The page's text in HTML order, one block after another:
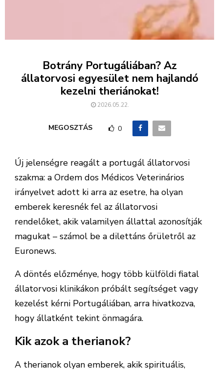
Botrány Portugáliában? Az
állatorvosi egyesület nem hajlandó
kezelni theriánokat!
2026.05.22.
MEGOSZTÁS 0
Új jelenségre reagált a portugál állatorvosi
szakma: a Ordem dos Médicos Veterinários
irányelvet adott ki arra az esetre, ha olyan
emberek keresnék fel az állatorvosi
rendelőket, akik valamilyen állattal azonosítják
magukat – számol be a dilettáns őrületről az
Euronews.
A döntés előzménye, hogy több külföldi fiatal
állatorvosi klinikákon próbált segítséget vagy
kezelést kérni Portugáliában, arra hivatkozva,
hogy állatként tekint önmagára.
Kik azok a therianok?
A therianok olyan emberek, akik spirituális,